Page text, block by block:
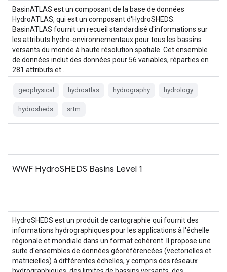
BasinATLAS est un composant de la base de données
HydroATLAS, qui est un composant d'HydroSHEDS.
BasinATLAS fournit un recueil standardisé d'informations sur
les attributs hydro-environnementaux pour tous les bassins
versants du monde à haute résolution spatiale. Cet ensemble
de données inclut des données pour 56 variables, réparties en
281 attributs et…
geophysical hydroatlas hydrography hydrology
hydrosheds srtm
WWF HydroSHEDS Basins Level 1
HydroSHEDS est un produit de cartographie qui fournit des
informations hydrographiques pour les applications à l'échelle
régionale et mondiale dans un format cohérent. Il propose une
suite d'ensembles de données géoréférencées (vectorielles et
matricielles) à différentes échelles, y compris des réseaux